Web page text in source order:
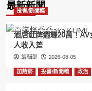
最新新聞
投書/新聞稿
酒店紅牌週賺20萬！
人收入差
編輯部 2026-08-05
加熱菸 投書/新聞稿 政治